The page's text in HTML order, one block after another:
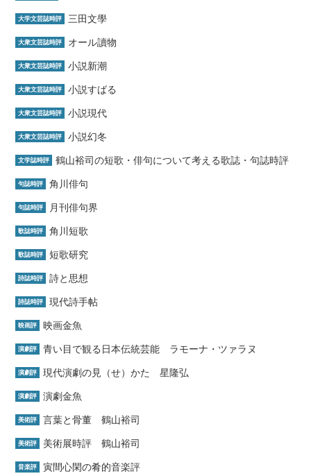
大学文芸誌時評 三田文學
大衆文芸誌時評 オール讀物
大衆文芸誌時評 小説新潮
大衆文芸誌時評 小説すばる
大衆文芸誌時評 小説現代
大衆文芸誌時評 小説幻冬
文学誌時評 鶴山裕司の短歌・俳句について考える歌誌・句誌時評
句誌時評 角川俳句
句誌時評 月刊俳句界
歌誌時評 角川短歌
歌誌時評 短歌研究
詩誌時評 詩と思想
詩誌時評 現代詩手帖
映画評 映画金魚
演劇評 青い目で観る日本伝統芸能 ラモーナ・ツァラヌ
演劇評 現代演劇の見（せ）かた 星隆弘
演劇評 演劇金魚
美術評 言葉と骨董 鶴山裕司
美術評 美術展時評 鶴山裕司
音楽評 寅間心閑の肴的音楽評